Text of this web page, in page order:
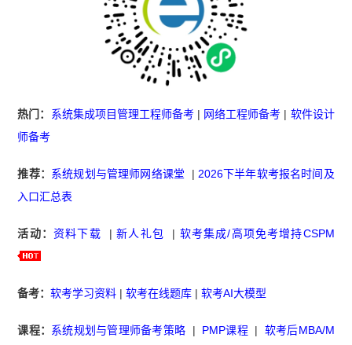
热门： 系统集成项目管理工程师备考 | 网络工程师备考 | 软件设计
师备考
推荐： 系统规划与管理师网络课堂 | 2026下半年软考报名时间及
入口汇总表
活动： 资料下载 |新人礼包 | 软考集成/高项免考增持CSPM
备考：软考学习资料 |软考在线题库 |软考AI大模型
课程： 系统规划与管理师备考策略 | PMP课程| 软考后MBA/M